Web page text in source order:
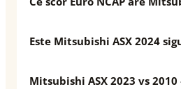
Este Mitsubishi ASX 2024
Mitsubishi ASX 2023 vs